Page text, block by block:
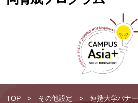
TOP その他設定 連携大学バナー